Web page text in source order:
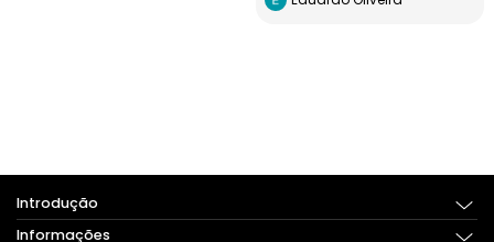
Introdução
Use a versão on-line
Informações